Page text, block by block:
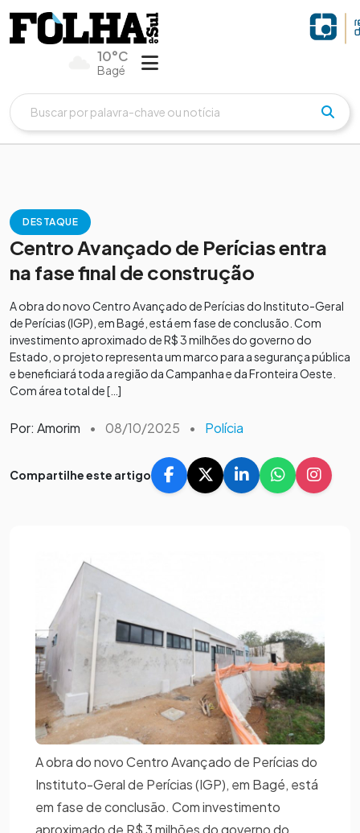
10°C
Bagé
DESTAQUE
Centro Avançado de Perícias entra
na fase final de construção
A obra do novo Centro Avançado de Perícias do Instituto-Geral
de Perícias (IGP), em Bagé, está em fase de conclusão. Com
investimento aproximado de R$ 3 milhões do governo do
Estado, o projeto representa um marco para a segurança pública
e beneficiará toda a região da Campanha e da Fronteira Oeste.
Com área total de […]
Por: Amorim • 08/10/2025 • Polícia
Compartilhe este artigo
A obra do novo Centro Avançado de Perícias do
Instituto-Geral de Perícias (IGP), em Bagé, está
em fase de conclusão. Com investimento
aproximado de R$ 3 milhões do governo do